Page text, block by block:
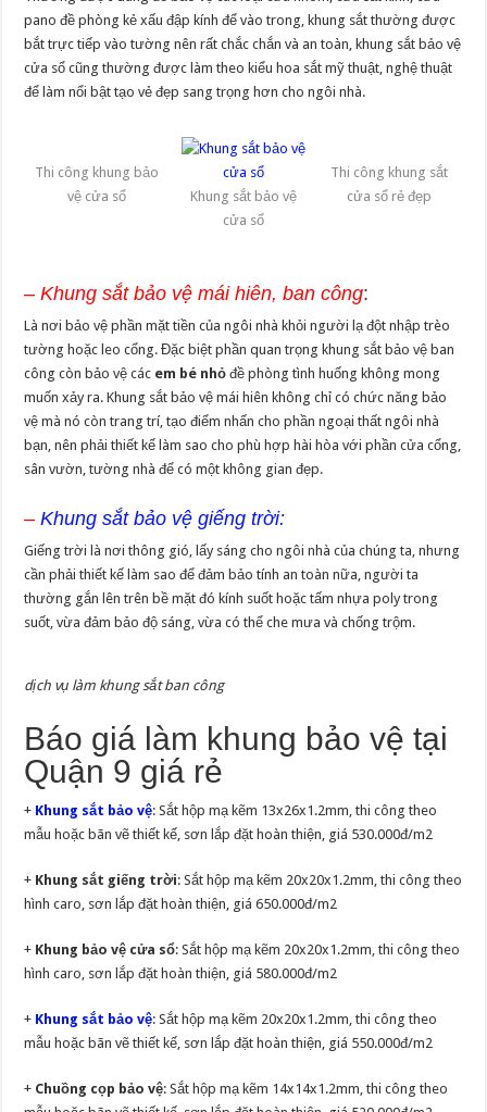
pano đề phòng kẻ xấu đập kính để vào trong, khung sắt thường được
bắt trực tiếp vào tường nên rất chắc chắn và an toàn, khung sắt bảo vệ
cửa sổ cũng thường được làm theo kiểu hoa sắt mỹ thuật, nghệ thuật
để làm nổi bật tạo vẻ đẹp sang trọng hơn cho ngôi nhà.
Thi công khung bảo
vệ cửa sổ
Khung sắt bảo vệ
cửa sổ
Thi công khung sắt
cửa sổ rẻ đẹp
– Khung sắt bảo vệ mái hiên, ban công:
Là nơi bảo vệ phần mặt tiền của ngôi nhà khỏi người lạ đột nhập trèo
tường hoặc leo cổng. Đặc biệt phần quan trọng khung sắt bảo vệ ban
công còn bảo vệ các em bé nhỏ đề phòng tình huống không mong
muốn xảy ra. Khung sắt bảo vệ mái hiên không chỉ có chức năng bảo
vệ mà nó còn trang trí, tạo điểm nhấn cho phần ngoại thất ngôi nhà
bạn, nên phải thiết kế làm sao cho phù hợp hài hòa với phần cửa cổng,
sân vườn, tường nhà để có một không gian đẹp.
–Khung sắt bảo vệ giếng trời:
Giếng trời là nơi thông gió, lấy sáng cho ngôi nhà của chúng ta, nhưng
cần phải thiết kế làm sao để đảm bảo tính an toàn nữa, người ta
thường gắn lên trên bề mặt đó kính suốt hoặc tấm nhựa poly trong
suốt, vừa đảm bảo độ sáng, vừa có thể che mưa và chống trộm.
dịch vụ làm khung sắt ban công
Báo giá làm khung bảo vệ tại
Quận 9 giá rẻ
+ Khung sắt bảo vệ: Sắt hộp mạ kẽm 13x26x1.2mm, thi công theo
mẫu hoặc bãn vẽ thiết kế, sơn lắp đặt hoàn thiện, giá 530.000đ/m2
+ Khung sắt giếng trời: Sắt hộp mạ kẽm 20x20x1.2mm, thi công theo
hình caro, sơn lắp đặt hoàn thiện, giá 650.000đ/m2
+ Khung bảo vệ cửa sổ: Sắt hộp mạ kẽm 20x20x1.2mm, thi công theo
hình caro, sơn lắp đặt hoàn thiện, giá 580.000đ/m2
+ Khung sắt bảo vệ: Sắt hộp mạ kẽm 20x20x1.2mm, thi công theo
mẫu hoặc bãn vẽ thiết kế, sơn lắp đặt hoàn thiện, giá 550.000đ/m2
+ Chuồng cọp bảo vệ: Sắt hộp mạ kẽm 14x14x1.2mm, thi công theo